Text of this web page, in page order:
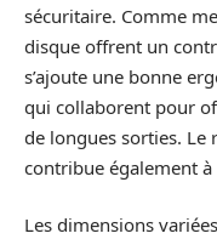
sécuritaire. Comme
disque offrent un
s’ajoute une bonne
qui collaborent pour
de longues sorties. Le
contribue également
Les dimensions